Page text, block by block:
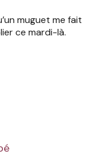
muguet me fait
ce mardi-là.